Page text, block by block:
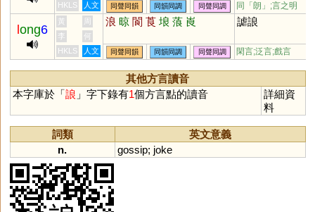
HKLS
人文 同聲同韻 同韻同調 同聲同調 同「朗 」;言之明
ong6
黃 周 浪 晾 閬 莨 埌 蒗 崀 謔誏
李
何
HKLS
人文 同聲同韻 同韻同調 同聲同調 閑言;泛言;戲言
其他方言讀音
本字庫於「誏 」字下錄有1個方言點的讀音
詳細資
料
詞類
英文意義
n.
gossip; joke